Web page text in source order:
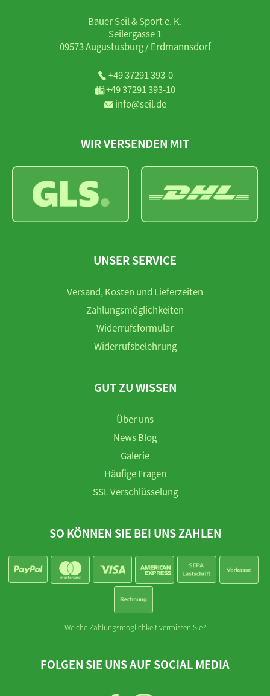
Bauer Seil & Sport e. K.
Seilergasse 1
09573 Augustusburg / Erdmannsdorf
+49 37291 393-0
+49 37291 393-10
info@seil.de
WIR VERSENDEN MIT
UNSER SERVICE
Versand, Kosten und Lieferzeiten
Zahlungsmöglichkeiten
Widerrufsformular
Widerrufsbelehrung
GUT ZU WISSEN
Über uns
News Blog
Galerie
Häufige Fragen
SSL Verschlüsselung
SO KÖNNEN SIE BEI UNS ZAHLEN
Welche Zahlungsmöglichkeit vermissen Sie?
FOLGEN SIE UNS AUF SOCIAL MEDIA